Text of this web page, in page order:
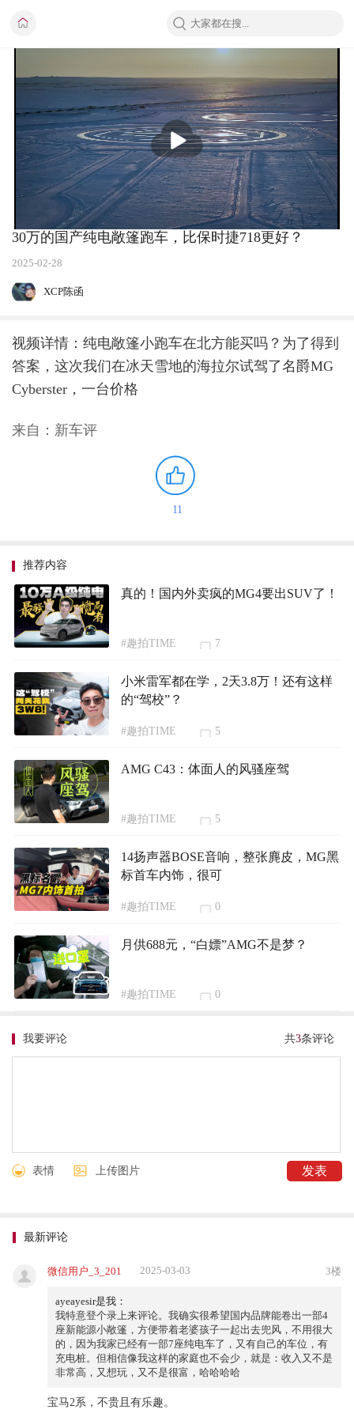
播
放
30万的国产纯电敞篷跑车，比保时捷718更好？
2025-02-28
XCP陈函
视频详情：纯电敞篷小跑车在北方能买吗？为了得到
答案，这次我们在冰天雪地的海拉尔试驾了名爵MG
Cyberster，一台价格
来自：新车评
11
推荐内容
真的！国内外卖疯的MG4要出SUV了！
#趣拍TIME 7
小米雷军都在学，2天3.8万！还有这样
的“驾校”？
#趣拍TIME 5
AMG C43：体面人的风骚座驾
#趣拍TIME 5
14扬声器BOSE音响，整张麂皮，MG黑
标首车内饰，很可
#趣拍TIME 0
月供688元，“白嫖”AMG不是梦？
#趣拍TIME 0
共3条评论
我要评论
表情 上传图片
最新评论
微信用户_3_201 2025-03-03 3楼
ayeayesir是我：
我特意登个录上来评论。我确实很希望国内品牌能卷出一部4
座新能源小敞篷，方便带着老婆孩子一起出去兜风，不用很大
的，因为我家已经有一部7座纯电车了，又有自己的车位，有
充电桩。但相信像我这样的家庭也不会少，就是：收入又不是
非常高，又想玩，又不是很富，哈哈哈哈
宝马2系，不贵且有乐趣。